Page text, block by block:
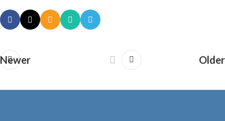
Newer Older